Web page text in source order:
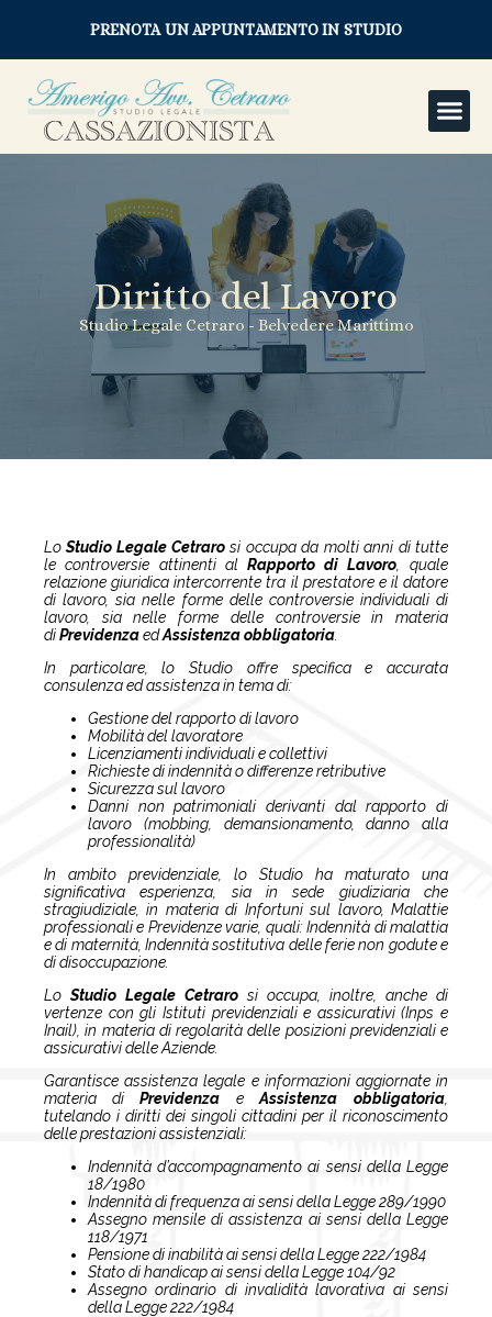
PRENOTA UN APPUNTAMENTO IN STUDIO
Diritto del Lavoro
Studio Legale Cetraro - Belvedere Marittimo
LoStudio Legale Cetraro si occupa da molti anni di tutte
le controversie attinenti al Rapporto di Lavoro , quale
relazione giuridica intercorrente tra il prestatore e il datore
di lavoro, sia nelle forme delle controversie individuali di
lavoro, sia nelle forme delle controversie in materia
diPrevidenzaedAssistenza obbligatoria
In particolare, lo Studio offre specifica e accurata
consulenza ed assistenza in tema di:
Gestione del rapporto di lavoro
Mobilità del lavoratore
Licenziamenti individuali e collettivi
Richieste di indennità o differenze retributive
Sicurezza sul lavoro
Danni non patrimoniali derivanti dal rapporto di
lavoro (mobbing, demansionamento, danno alla
professionalità)
In ambito previdenziale, lo Studio ha maturato una
significativa esperienza, sia in sede giudiziaria che
stragiudiziale, in materia di Infortuni sul lavoro, Malattie
professionali e Previdenze varie, quali: Indennità di malattia
e di maternità, Indennità sostitutiva delle ferie non godute e
di disoccupazione.
LoStudio Legale Cetraro si occupa, inoltre, anche di
vertenze con gli Istituti previdenziali e assicurativi (Inps e
Inail), in materia di regolarità delle posizioni previdenziali e
assicurativi delle Aziende.
Garantisce assistenza legale e informazioni aggiornate in
materia di Previdenza e Assistenza obbligatoria
tutelando i diritti dei singoli cittadini per il riconoscimento
delle prestazioni assistenziali:
Indennità d’accompagnamento ai sensi della Legge
18/1980
Indennità di frequenza ai sensi della Legge 289/1990
Assegno mensile di assistenza ai sensi della Legge
118/1971
Pensione di inabilità ai sensi della Legge 222/1984
Stato di handicap ai sensi della Legge 104/92
Assegno ordinario di invalidità lavorativa ai sensi
della Legge 222/1984